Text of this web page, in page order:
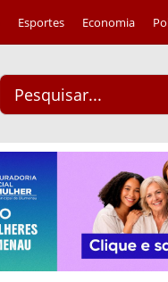
Esportes Economia